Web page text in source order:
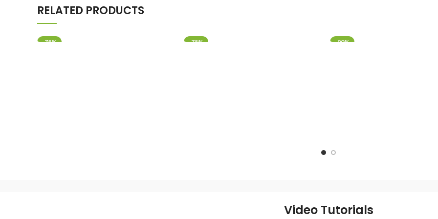
RELATED PRODUCTS
-75% -75% -90%
Video Tutorials